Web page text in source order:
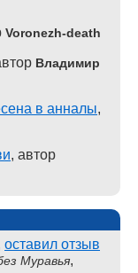
Voronezh-death
Владимир
в анналы,
, автор
оставил отзыв
Муравья,